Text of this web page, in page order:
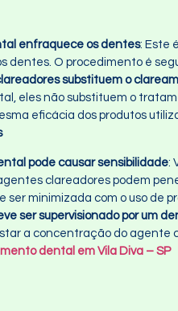
enfraquece os dentes: Este
dentes. O procedimento é
substituem o
eles não substituem o
eficácia dos produtos
pode causar sensibilidade:
clareadores podem
ser minimizada com o uso de
ser supervisionado por um
a concentração do agente
dental em Vila Diva – SP